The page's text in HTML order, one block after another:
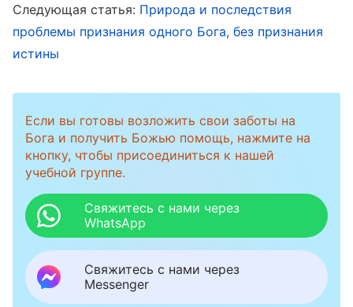
Его работу нельзя смешивать с работой
любой другой эпохи. И так как Бог становится
плотью, Он трудится как плоть. Поскольку Он
Христос — оба являются Самим Богом, и Он
совершает надлежащую Ему работу и
служение, которое Ему надлежит совершить.
(Слово, том I. Божье явление и работа. Сущность
Христа — в послушании воле Отца Небесного)
Человечность, воплотившегося Бога
Следующая статья: Природа и последствия
проблемы признания одного Бога, без признания
истины
Если вы готовы возложить свои заботы на
Бога и получить Божью помощь, нажмите на
кнопку, чтобы присоединиться к нашей
учебной группе.
Свяжитесь с нами через
WhatsApp
Свяжитесь с нами через
Messenger